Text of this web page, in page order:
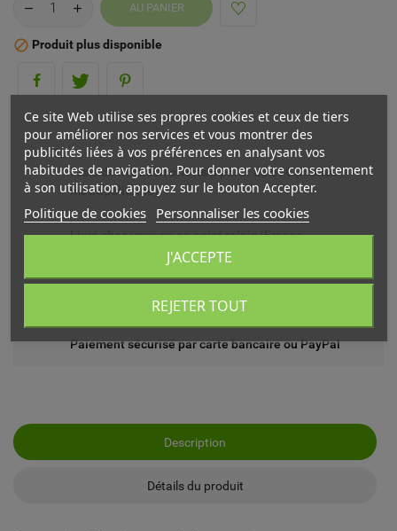
AU PANIER
 Produit plus disponible
Frais de livraison offerts à partir de 69€ (France
métropolitaine)
Livré chez vous ou en point relais (France
Echange ou remboursement possible sous 14 jours
Paiement sécurisé par carte bancaire ou PayPal
Description
Détails du produit
Ce site Web utilise ses propres cookies et ceux de tiers
pour améliorer nos services et vous montrer des
publicités liées à vos préférences en analysant vos
habitudes de navigation. Pour donner votre consentement
à son utilisation, appuyez sur le bouton Accepter.
Politique de cookies Personnaliser les cookies
REJETER TOUT
J'ACCEPTE